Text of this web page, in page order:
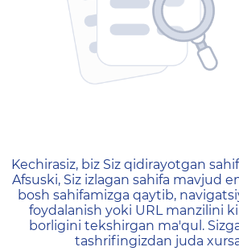
404 —
Kechirasiz, biz Siz qidirayotgan
Afsuski, Siz izlagan sahifa mavjud
bosh sahifamizga qaytib,
foydalanish yoki URL manzilini
borligini tekshirgan ma'qul.
tashrifingizdan juda